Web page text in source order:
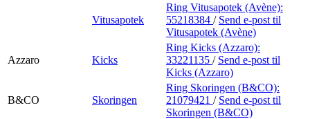
Vitusapotek
Ring Vitusapotek (Avène):
55218384 / Send e-post til
Vitusapotek (Avène)
Azzaro Kicks
Ring Kicks (Azzaro):
33221135 / Send e-post til
Kicks (Azzaro)
B&CO Skoringen
Ring Skoringen (B&CO):
21079421 / Send e-post til
Skoringen (B&CO)